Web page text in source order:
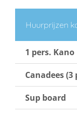
Huurprijzen
1 pers. Kano
Canadees (3
Sup board